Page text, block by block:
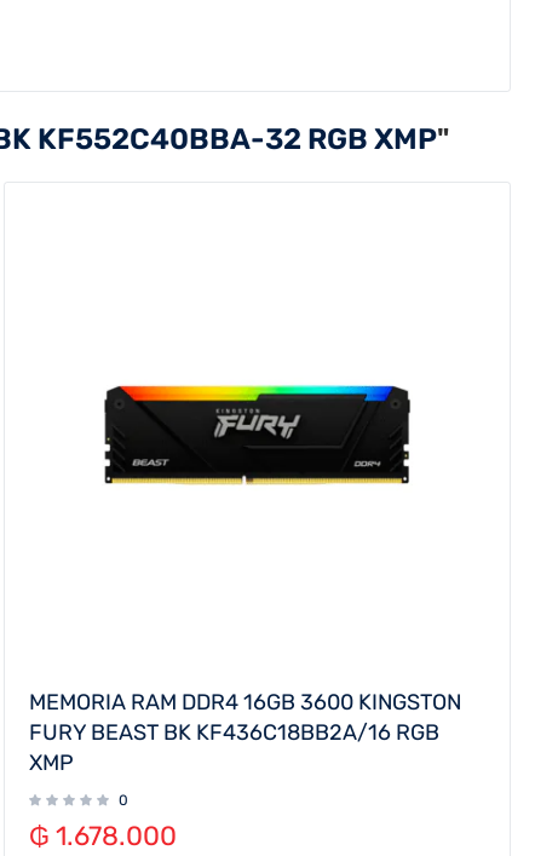
KF552C40BBA-32 RGB XMP"
MEMORIA RAM DDR4 16GB 3600 KINGSTON
FURY BEAST BK KF436C18BB2A/16 RGB
XMP
0
₲ 1.678.000